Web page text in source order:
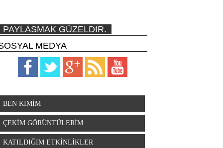
PAYLASMAK GÜZELDIR.
MEDYA
BEN KİMİM
ÇEKİM GÖRÜNTÜLERİM
KATILDIĞIM ETKİNLİKLER